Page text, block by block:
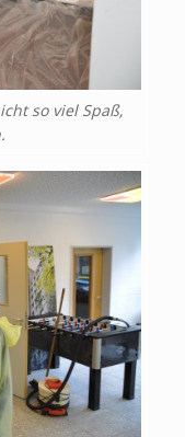
so viel Spaß,